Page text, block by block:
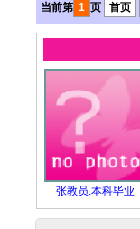
当前第 1 页 首页
张教员.本科毕业